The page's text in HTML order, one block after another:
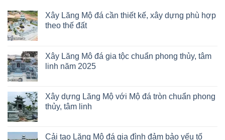
Xây Lăng Mộ đá cần thiết kế, xây dựng phù hợp
theo thế đất
Xây Lăng Mô đá gia tộc chuẩn phong thủy, tâm
linh năm 2025
Xây dựng Lăng Mộ với Mộ đá tròn chuẩn phong
thủy, tâm linh
Cải tạo Lăng Mộ đá gia đình đảm bảo yếu tố